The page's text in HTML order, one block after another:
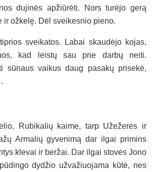
dujinės apžiūrėti. Nors turėjo gerą
ir ožkelę. Dėl sveikesnio pieno.
sveikatos. Labai skaudėjo kojas,
kad leistų sau prie darbų neiti.
sūnaus vaikus daug pasakų prisekė,
Rubikalių kaime, tarp Užežerės ir
Armalių gyvenimą dar ilgai primins
klevai ir beržai. Dar ilgai stovės Jono
dydžio užvažiuojama kūtė, nes